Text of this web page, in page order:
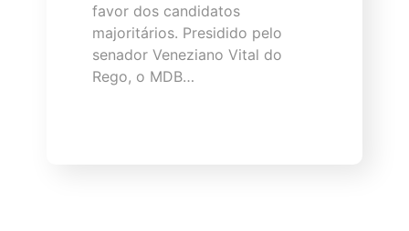
favor dos candidatos
majoritários. Presidido pelo
senador Veneziano Vital do
Rego, o MDB…